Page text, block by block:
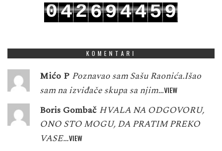
042694459
KOMENTARI
Mićo P Poznavao sam Sašu Raonića.Išao
sam na izviđače skupa sa njim…VIEW
Boris Gombač HVALA NA ODGOVORU,
ONO STO MOGU, DA PRATIM PREKO
VASE…VIEW